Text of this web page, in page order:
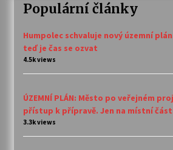
Populární články
Humpolec schvaluje nový územní
teď je čas se ozvat
4.5k views
ÚZEMNÍ PLÁN: Město po veřejném
přístup k přípravě. Jen na místní
3.3k views